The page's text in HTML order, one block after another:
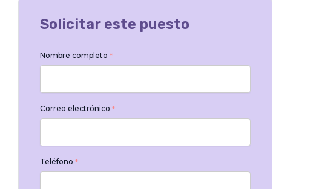
Solicitar este puesto
Nombre completo *
Correo electrónico *
Teléfono *